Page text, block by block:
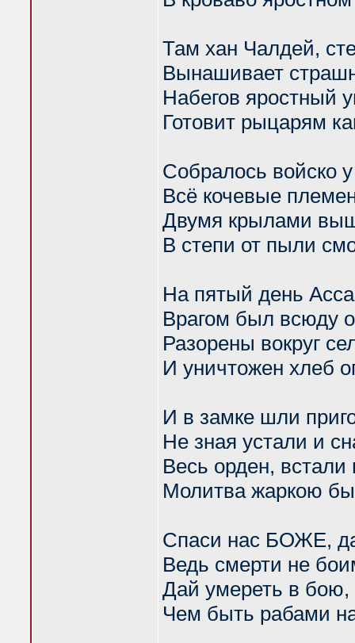
Там хан Чалдей,
Вынашивает
Набегов яростный
Готовит рыцарям
Собралось войско
Всё кочевые
Двумя крылами
В степи от пыли
На пятый день
Врагом был всюду
Разорены вокруг
И уничтожен хлеб
И в замке шли
Не зная устали и
Весь орден, встали
Молитва жаркою
Спаси нас БОЖЕ,
Ведь смерти не
Дай умереть в бою,
Чем быть рабами